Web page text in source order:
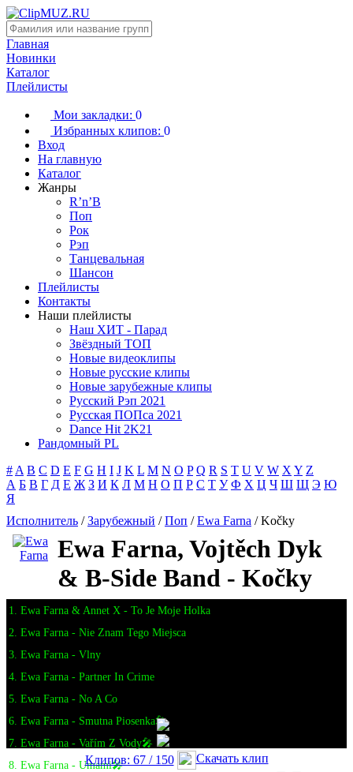
Главная
Новинки
Каталог
Плейлисты
Мои закладки: 0
Избранных клипов: 0
Вход
На главную
Каталог
Жанры
R’n’B
Поп
Рок
Рэп
Танцевальная
Шансон
Плейлисты
Контакты
Наши плейлисты
Наш ХИТ - Парад
Звёздный ТОП
Новые видеоклипы
Новые русские клипы
Новые зарубежные клипы
Русский Рэп 2021
Русская ПОПса 2021
Dance Hit 2K21
Рандомный PL
# A B C D E F G H I J K L M N O P Q R S T U V W X Y Z
А Б В Г Д Е Ж З И К Л М Н О П Р С Т У Ф Х Ц Ч Ш Щ Э Ю
Я
Исполнитель /Зарубежный /Поп /Ewa Farna / Kočky
Ewa Farna, Vojtěch Dyk
& B-Side Band - Kočky
1. Ewa Farna & Annet X - To Je Moje Holka
2. Ewa Farna - Nie Znam Tego Miejsca
3. Ewa Farna - Vlny
4. Ewa Farna - Partner In Crime
5. Ewa Farna - No A Co
6. Ewa Farna - Smutna Piosenka🎤
7. Ewa Farna - Vařím Z Vody🎤
8. Ewa Farna - Umami🎤Клипов: 67 / 150 Скачать клип